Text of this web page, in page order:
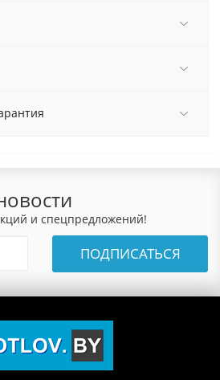
и спецпредложений!
ПОДПИСАТЬСЯ